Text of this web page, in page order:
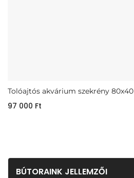
Tolóajtós akvárium szekrény 80x40
97 000 Ft
BÚTORAINK JELLEMZŐI